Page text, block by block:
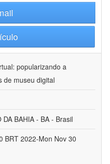
popularizando a
de museu digital
DA BAHIA - BA - Brasil
BRT 2022-Mon Nov 30